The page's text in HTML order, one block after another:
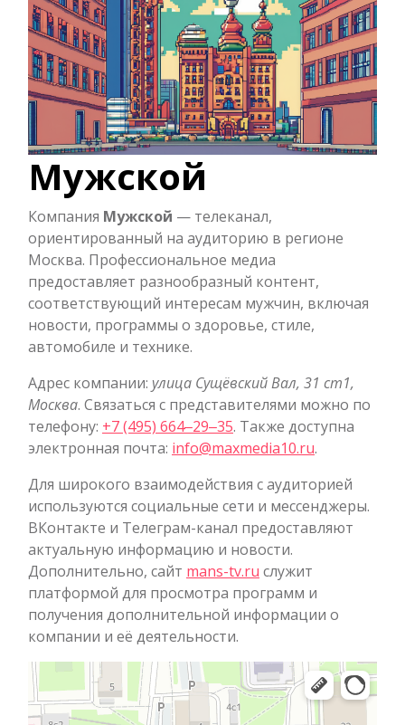
Мужской
Компания Мужской — телеканал,
ориентированный на аудиторию в регионе
Москва. Профессиональное медиа
предоставляет разнообразный контент,
соответствующий интересам мужчин, включая
новости, программы о здоровье, стиле,
автомобиле и технике.
Адрес компании: улица Сущёвский Вал, 31 ст1,
Москва. Связаться с представителями можно по
телефону: +7 (495) 664‒29‒35. Также доступна
электронная почта: info@maxmedia10.ru.
Для широкого взаимодействия с аудиторией
используются социальные сети и мессенджеры.
ВКонтакте и Телеграм-канал предоставляют
актуальную информацию и новости.
Дополнительно, сайт mans-tv.ru служит
платформой для просмотра программ и
получения дополнительной информации о
компании и её деятельности.